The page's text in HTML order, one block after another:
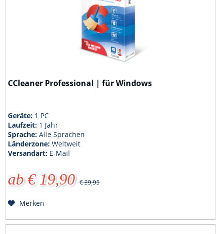
CCleaner Professional | für Windows
Geräte: 1 PC
Laufzeit: 1 Jahr
Sprache:Alle Sprachen
Länderzone:Weltweit
Versandart: E-Mail
ab € 19,90 € 39,95
Merken